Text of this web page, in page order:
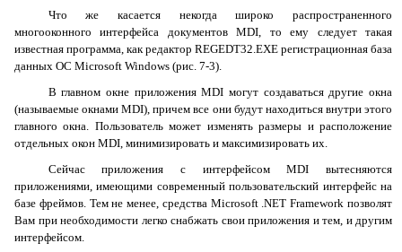
Что же касается некогда широко распространенного
многооконного интерфейса документовMDI, то ему следует такая
известная программа, как редактор REGEDT32.EXE регистрационная база
данных ОС Microsoft Windows (рис. 7-3).
В главном окне приложенияMDI могут создаваться другие окна
(называемые окнамиMDI), причем все они будут находиться внутри этого
главного окна. Пользователь может изменять размеры и расположение
отдельных окон MDI, минимизировать и максимизировать их.
Сейчас приложения с интерфейсомMDI вытесняются
приложениями, имеющими современный пользовательский интерфейс на
базе фреймов. Тем не менее, средства Microsoft.NET Framework позволят
Вам при необходимости легко снабжать свои приложения и тем, и другим
интерфейсом.